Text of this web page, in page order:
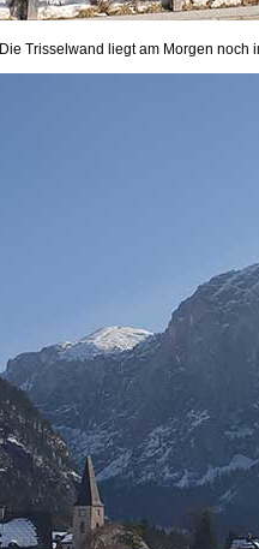
Die Trisselwand liegt am Morgen noch